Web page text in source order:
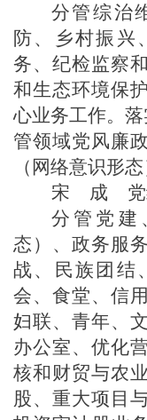
分管综治
防、
乡村振兴
务、纪检监察
和生态环境保
心业务工作。落
管领域党风廉
（网络意识形态
宋
成
分管党建
态）、政务服
战、民族团结
会、食堂、信
妇联、青年、
办公室、优化
核和财贸与农
股、重大项目